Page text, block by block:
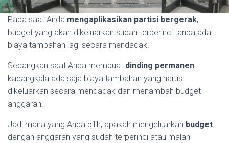
Pada saat Anda mengaplikasikan partisi bergerak,
budget yang akan dikeluarkan sudah terperinci tanpa ada
biaya tambahan lagi secara mendadak.
Sedangkan saat Anda membuat dinding permanen
kadangkala ada saja biaya tambahan yang harus
dikeluarkan secara mendadak dan menambah budget
anggaran.
Jadi mana yang Anda pilih, apakah mengeluarkan budget
dengan anggaran yang sudah terperinci atau malah